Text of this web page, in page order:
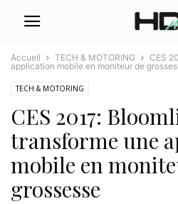
Accueil TECH & MOTORING
CES
application mobile en moniteur de
TECH & MOTORING
CES 2017:
transforme une
mobile en
grossesse